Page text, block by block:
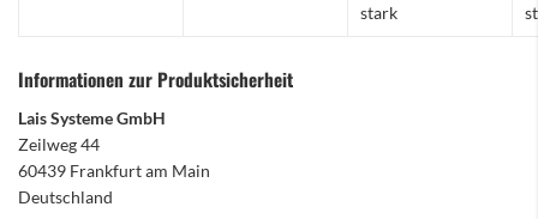
stark
Informationen zur Produktsicherheit
Lais Systeme GmbH
Zeilweg 44
60439 Frankfurt am Main
Deutschland